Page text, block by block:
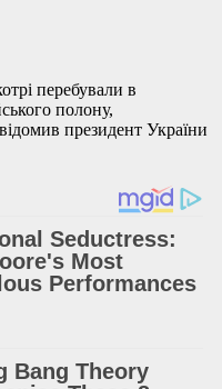
перебували в
полону,
президент України